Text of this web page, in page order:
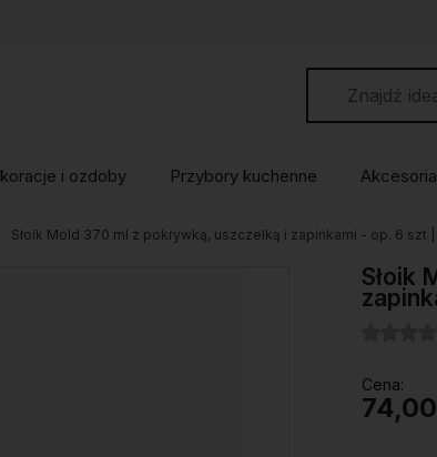
i ozdoby Przybory kuchenne
Słoik Mold 370 ml z pokrywką, uszczelką i zapinkami - op. 6 szt |
Słoik
Cena:
74,00